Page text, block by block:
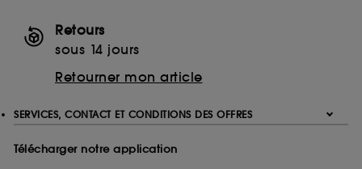
Retours
sous 14 jours
Retourner mon article
SERVICES, CONTACT ET CONDITIONS DES OFFRES
Télécharger notre application